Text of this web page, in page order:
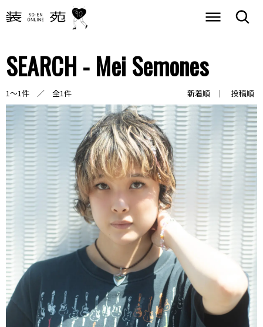
SEARCH - Mei Semones
1～1件 ／ 全1件 新着順 投稿順